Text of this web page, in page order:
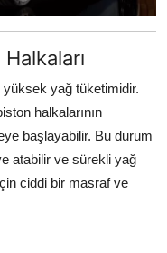
yağ tüketimidir.
halkalarının
başlayabilir. Bu durum
atabilir ve sürekli yağ
ciddi bir masraf ve